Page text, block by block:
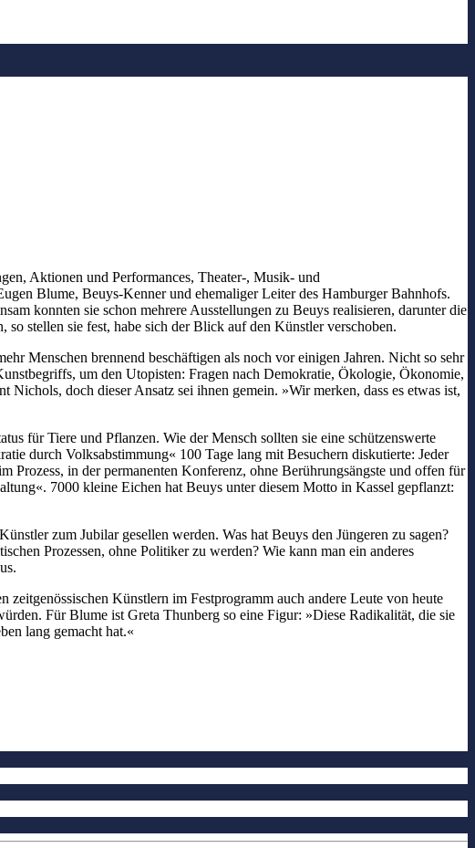
Aktionen und Performances, Theater-, Musik- und
Blume, Beuys-Kenner und ehemaliger Leiter des Hamburger Bahnhofs.
konnten sie schon mehrere Ausstellungen zu Beuys realisieren, darunter die
stellen sie fest, habe sich der Blick auf den Künstler verschoben.
Menschen brennend beschäftigen als noch vor einigen Jahren. Nicht so sehr
um den Utopisten: Fragen nach Demokratie, Ökologie, Ökonomie,
doch dieser Ansatz sei ihnen gemein. »Wir merken, dass es etwas ist,
für Tiere und Pflanzen. Wie der Mensch sollten sie eine schützenswerte
durch Volksabstimmung« 100 Tage lang mit Besuchern diskutierte: Jeder
Prozess, in der permanenten Konferenz, ohne Berührungsängste und offen für
7000 kleine Eichen hat Beuys unter diesem Motto in Kassel gepflanzt:
zum Jubilar gesellen werden. Was hat Beuys den Jüngeren zu sagen?
Prozessen, ohne Politiker zu werden? Wie kann man ein anderes
Künstlern im Festprogramm auch andere Leute von heute
Für Blume ist Greta Thunberg so eine Figur: »Diese Radikalität, die sie
lang gemacht hat.«